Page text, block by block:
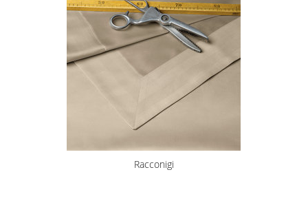
Racconigi